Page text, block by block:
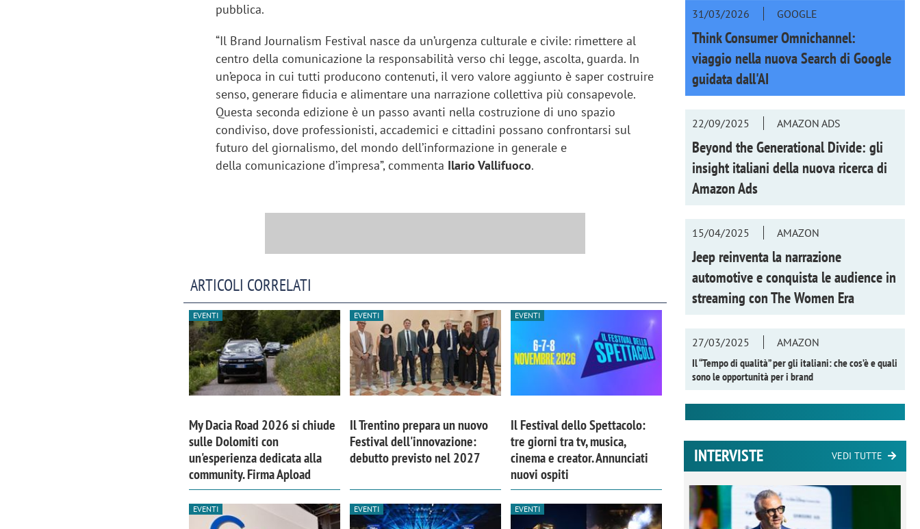
pubblica.
“Il Brand Journalism Festival nasce da un’urgenza culturale e civile: rimettere al
centro della comunicazione la responsabilità verso chi legge, ascolta, guarda. In
un’epoca in cui tutti producono contenuti, il vero valore aggiunto è saper costruire
senso, generare fiducia e alimentare una narrazione collettiva più consapevole.
Questa seconda edizione è un passo avanti nella costruzione di uno spazio
condiviso, dove professionisti, accademici e cittadini possano confrontarsi sul
futuro del giornalismo, del mondo dell’informazione in generale e
della comunicazione d’impresa”, commenta Ilario Vallifuoco.
ARTICOLI CORRELATI
EVENTI
My Dacia Road 2026 si chiude
sulle Dolomiti con
un'esperienza dedicata alla
community. Firma Apload
EVENTI
Il Trentino prepara un nuovo
Festival dell'innovazione:
debutto previsto nel 2027
EVENTI
Il Festival dello Spettacolo:
tre giorni tra tv, musica,
cinema e creator. Annunciati
nuovi ospiti
EVENTI EVENTI EVENTI
31/03/2026 GOOGLE
Think Consumer Omnichannel:
viaggio nella nuova Search di Google
guidata dall'AI
22/09/2025 AMAZON ADS
Beyond the Generational Divide: gli
insight italiani della nuova ricerca di
Amazon Ads
15/04/2025 AMAZON
Jeep reinventa la narrazione
automotive e conquista le audience in
streaming conThe Women Era
27/03/2025
AMAZON
Il “Tempo di qualità” per gli italiani: che cos’è e quali
sono le opportunità per i brand
INTERVISTE VEDI TUTTE